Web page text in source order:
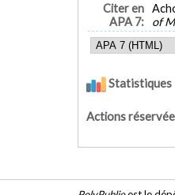
Citer en
APA 7:
of
Statistiques
Actions